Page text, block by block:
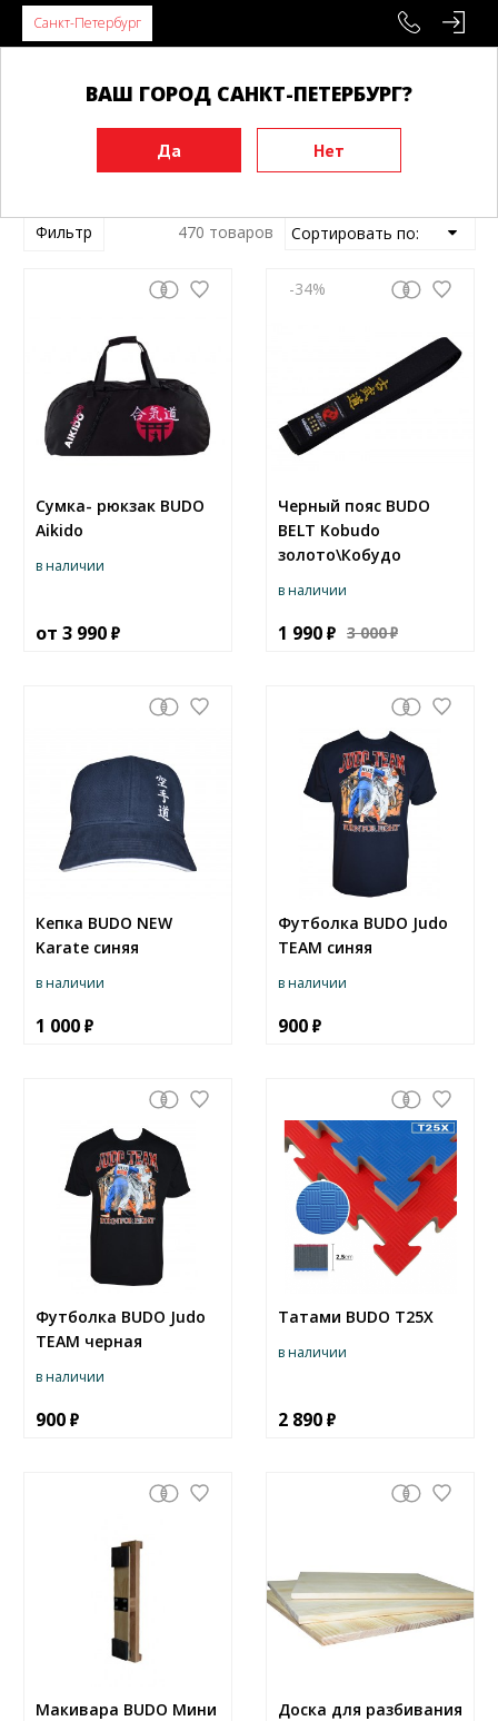
Санкт-Петербург
ВАШ ГОРОД САНКТ-ПЕТЕРБУРГ?
Главная
Товары Budo
Фильтр 470 товаров
Сумка- рюкзак BUDO
Aikido
в наличии
от 3 990
-34
Черный пояс BUDO
BELT Kobudo
золото\Кобудо
в наличии
1 990 3 000
Кепка BUDO NEW
Karate синяя
в наличии
1 000
Футболка BUDO Judo
TEAM синяя
в наличии
900
Футболка BUDO Judo
TEAM черная
в наличии
900
Татами BUDO T25X
в наличии
2 890
Макивара BUDO Мини
Доска для разбивания